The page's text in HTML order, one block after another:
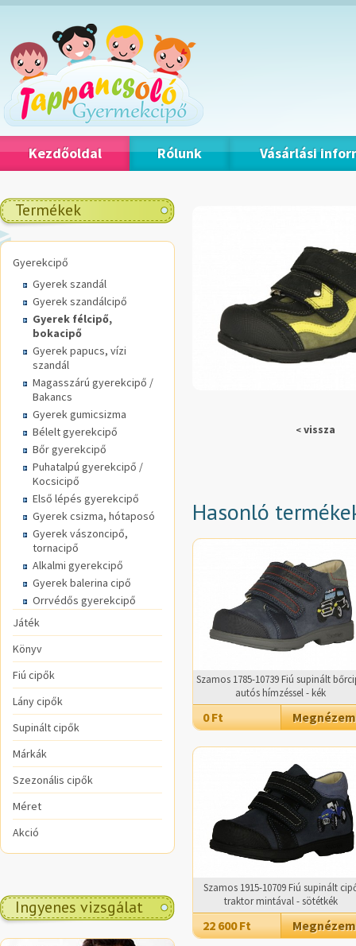
Kezdőoldal Rólunk Vásárlási
Termékek
Gyerekcipő
Gyerek szandál
Gyerek szandálcipő
Gyerek félcipő,
bokacipő
Gyerek papucs, vízi
szandál
Magasszárú gyerekcipő /
Bakancs
Gyerek gumicsizma
Bélelt gyerekcipő
Bőr gyerekcipő
Puhatalpú gyerekcipő /
Kocsicipő
Első lépés gyerekcipő
Gyerek csizma, hótaposó
Gyerek vászoncipő,
tornacipő
Alkalmi gyerekcipő
Gyerek balerina cipő
Orrvédős gyerekcipő
Játék
Könyv
Fiú cipők
Lány cipők
Supinált cipők
Márkák
Szezonális cipők
Méret
Akció
Ingyenes vizsgálat
< vissza
Hasonló
Szamos 1785-10739 Fiú supinált
autós hímzéssel - kék
0 Ft Megnézem
Szamos 1915-10709 Fiú supinált
traktor mintával - sötétkék
22 600 Ft Megnézem